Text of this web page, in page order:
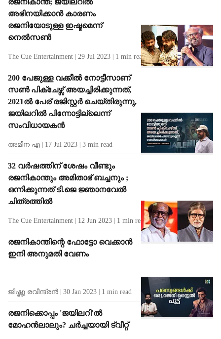
അഭിനയിക്കാൻ കാരണം
രജനിയോടുള്ള ഇഷ്ടമെന്ന്
നെൽസൺ
The Cue Entertainment 29 Jul 2023 1 min read
200 പേജുള്ള വക്കീൽ നോട്ടീസാണ്
സൺ പിക്ചേഴ്സ് അയച്ചിരിക്കുന്നത്,
2021ൽ പേര് രജിസ്റ്റർ ചെയ്തിരുന്നു,
ജയിലറിൽ പിന്നോട്ടില്ലെന്ന്
സംവിധായകൻ
അമീന എ 17 Jul 2023 3 min read
32 വർഷത്തിന് ശേഷം വീണ്ടും
രജനികാന്തും അമിതാഭ് ബച്ചനും ;
ഒന്നിക്കുന്നത് ടി.ജെ ജ്ഞാനവേല്‍
ചിത്രത്തിൽ
The Cue Entertainment 12 Jun 2023 1 min read
രജനികാന്തിന്റെ ഫോട്ടോ വെക്കാൻ
ഇനി അനുമതി വേണം
ജിഷ്ണു രവീന്ദ്രന്‍ 30 Jan 2023 1 min read
രജനിക്കൊപ്പം 'ജയിലറി'ൽ
മോഹൻലാലും? ചർച്ചയായി ട്വീറ്റ്